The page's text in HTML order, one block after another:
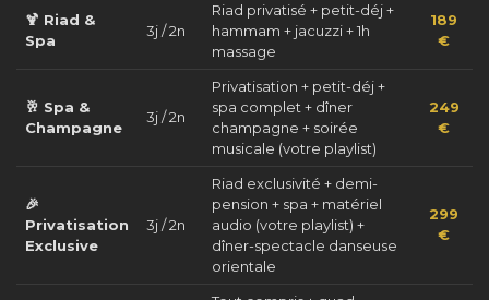
🍹 Riad &
Spa
3j / 2n
Riad privatisé + petit-déj +
hammam + jacuzzi + 1h
massage
189
€
🥂 Spa &
Champagne
3j / 2n
Privatisation + petit-déj +
spa complet + dîner
champagne + soirée
musicale (votre playlist)
249
€
🎉
Privatisation
Exclusive
3j / 2n
Riad exclusivité + demi-
pension + spa + matériel
audio (votre playlist) +
dîner-spectacle danseuse
orientale
299
€